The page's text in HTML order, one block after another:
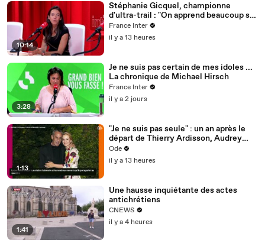
10:14
Stéphanie Gicquel, championne
d'ultra-trail : "On apprend beaucoup sur
notre capacité à être exposé à la
chaleur"
France Inter
il y a 13 heures
3:28
Je ne suis pas certain de mes idoles ...
La chronique de Michael Hirsch
France Inter
il y a 2 jours
1:13
"Je ne suis pas seule" : un an après le
départ de Thierry Ardisson, Audrey
Crespo-Mara fait le point sur la vie
sans lui
Ode
il y a 13 heures
1:41
Une hausse inquiétante des actes
antichrétiens
CNEWS
il y a 4 heures